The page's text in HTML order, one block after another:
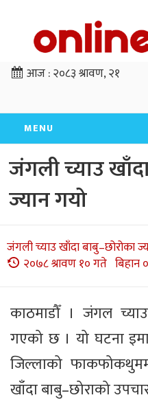
आज :२०८३ श्रावण, २१
MENU
जंगली च्याउ
ज्यान गयो
जंगली च्याउ खाँदा बाबु–छोरोका
२०७८ श्रावण १० गते बिहान
काठमाडौँ । जंगल
गएको छ । यो घटना
जिल्लाको
खाँदा बाबु–छोराको